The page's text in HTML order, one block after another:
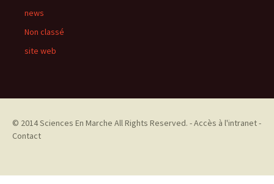
news
Non classé
site web
© 2014Sciences En Marche All Rights Reserved. -Accès à l'intranet-
Contact